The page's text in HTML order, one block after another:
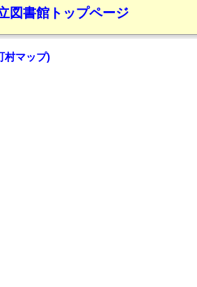
図書館トップページ
村マップ)